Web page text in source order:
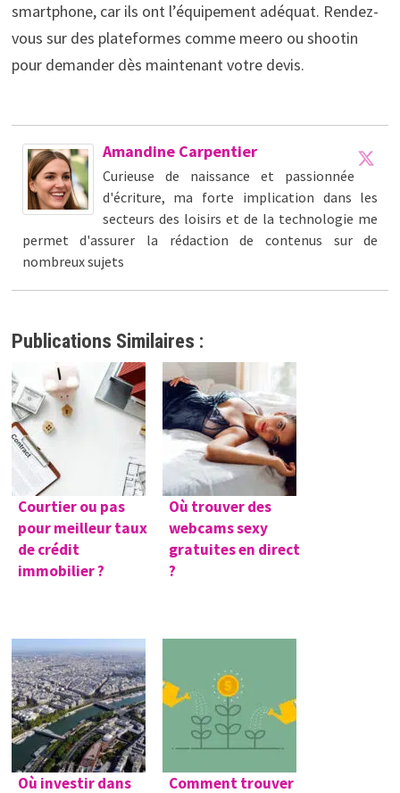
smartphone, car ils ont l’équipement adéquat. Rendez-
vous sur des plateformes comme meero ou shootin
pour demander dès maintenant votre devis.
Amandine Carpentier
Curieuse de naissance et passionnée
d'écriture, ma forte implication dans les
secteurs des loisirs et de la technologie me
permet d'assurer la rédaction de contenus sur de
nombreux sujets
Publications Similaires :
Courtier ou pas
pour meilleur taux
de crédit
immobilier ?
Où trouver des
webcams sexy
gratuites en direct
?
Où investir dans
Comment trouver